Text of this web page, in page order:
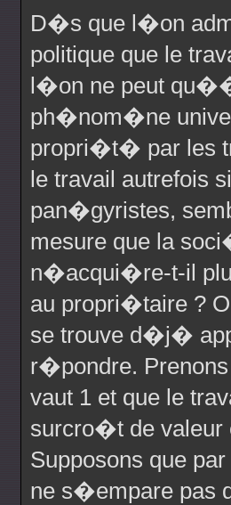
D�s que l�on
politique que le
l�on ne peut
ph�nom�ne
propri�t� par les
le travail autrefois
pan�gyristes,
mesure que la
n�acqui�re-t-il
au propri�taire ?
se trouve d�j�
r�pondre.
vaut 1 et que le
surcro�t de valeur
Supposons que
ne s�empare pas